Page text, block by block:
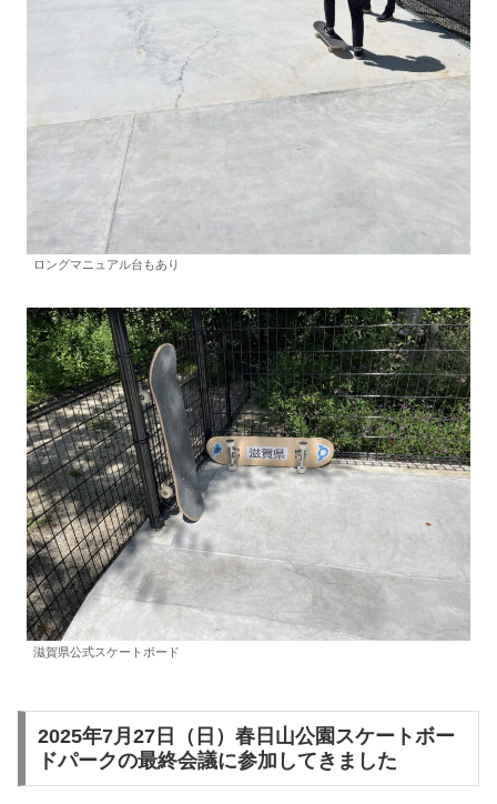
ロングマニュアル台もあり
滋賀県公式スケートボード
2025年7月27日（日）春日山公園スケートボー
ドパークの最終会議に参加してきました